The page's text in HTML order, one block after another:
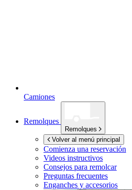
Camiones
Remolques
Remolques
Volver al menú principal
Comienza una reservación
Videos instructivos
Consejos para remolcar
Preguntas frecuentes
Enganches y accesorios